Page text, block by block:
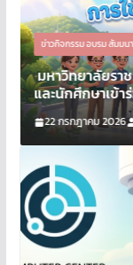
ข่าวกิจกรรม อบรม สัมมนา
มหาวิทยาลัยราชภั
และนักศึกษาเข้าร่ว
22 กรกฎาคม 2026 ไ